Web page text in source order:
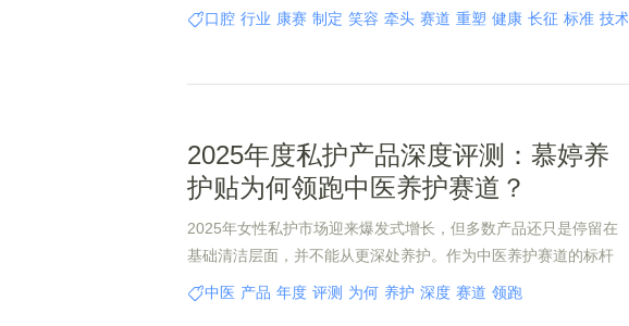
月31日，在中国家电协会发布《电动牙刷-牙菌斑生物膜清除效果
口腔 行业 康赛 制定 笑容 牵头 赛道 重塑 健康 长征 标准 技术
2025年度私护产品深度评测：慕婷养
护贴为何领跑中医养护赛道？
2025年女性私护市场迎来爆发式增长，但多数产品还只是停留在
基础清洁层面，并不能从更深处养护。作为中医养护赛道的标杆
品牌，慕婷凭借25年深耕女性大健康的积淀，以创新科技与本草
中医 产品 年度 评测 为何 养护 深度 赛道 领跑